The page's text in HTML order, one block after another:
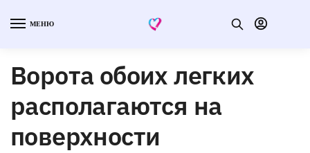
МЕНЮ
Ворота обоих легких
располагаются на
поверхности